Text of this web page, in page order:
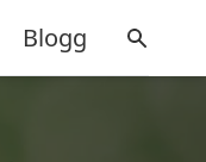
Blogg